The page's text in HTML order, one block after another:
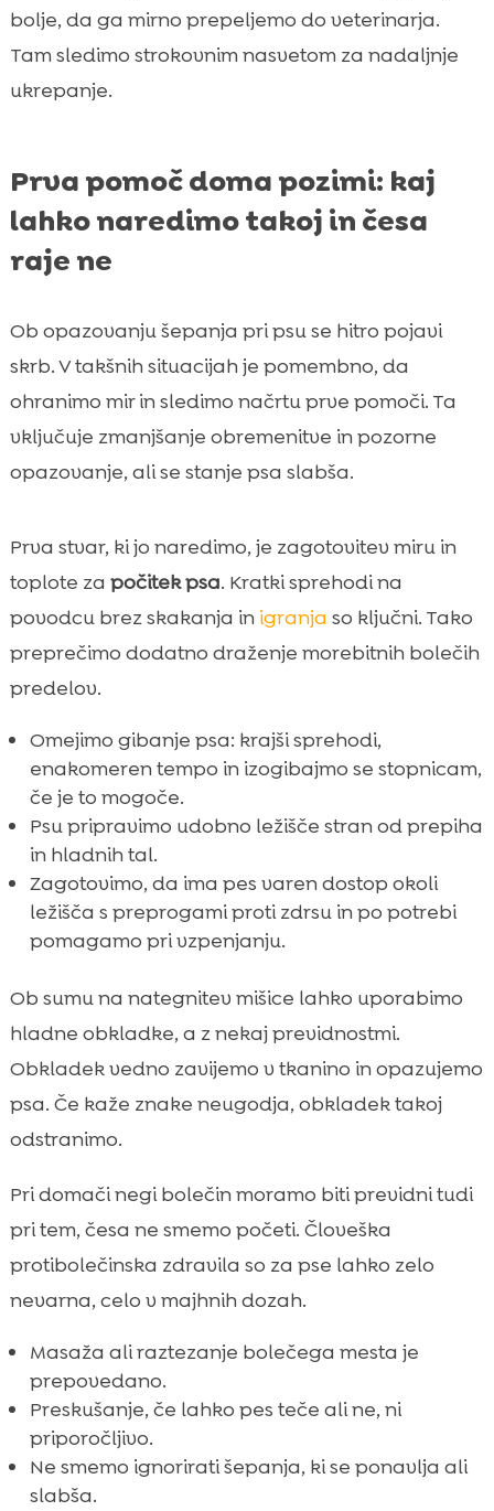
bolje, da ga mirno prepeljemo do veterinarja.
Tam sledimo strokovnim nasvetom za nadaljnje
ukrepanje.
Prva pomoč doma pozimi: kaj
lahko naredimo takoj in česa
raje ne
Ob opazovanju šepanja pri psu se hitro pojavi
skrb. V takšnih situacijah je pomembno, da
ohranimo mir in sledimo načrtu prve pomoči. Ta
vključuje zmanjšanje obremenitve in pozorne
opazovanje, ali se stanje psa slabša.
Prva stvar, ki jo naredimo, je zagotovitev miru in
toplote za počitek psa. Kratki sprehodi na
povodcu brez skakanja in igranja so ključni. Tako
preprečimo dodatno draženje morebitnih bolečih
predelov.
Omejimo gibanje psa: krajši sprehodi,
enakomeren tempo in izogibajmo se stopnicam,
če je to mogoče.
Psu pripravimo udobno ležišče stran od prepiha
in hladnih tal.
Zagotovimo, da ima pes varen dostop okoli
ležišča s preprogami proti zdrsu in po potrebi
pomagamo pri vzpenjanju.
Ob sumu na nategnitev mišice lahko uporabimo
hladne obkladke, a z nekaj previdnostmi.
Obkladek vedno zavijemo v tkanino in opazujemo
psa. Če kaže znake neugodja, obkladek takoj
odstranimo.
Pri domači negi bolečin moramo biti previdni tudi
pri tem, česa ne smemo početi. Človeška
protibolečinska zdravila so za pse lahko zelo
nevarna, celo v majhnih dozah.
Masaža ali raztezanje bolečega mesta je
prepovedano.
Preskušanje, če lahko pes teče ali ne, ni
priporočljivo.
Ne smemo ignorirati šepanja, ki se ponavlja ali
slabša.